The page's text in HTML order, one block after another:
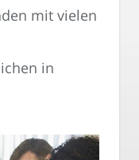
mit vielen
in